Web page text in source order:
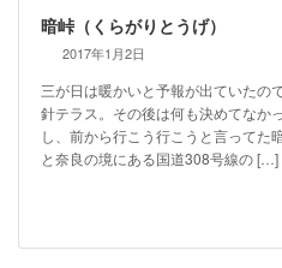
暗峠（くらがりとうげ）
2017年1月2日
三が日は暖かいと予報が出ていたの
針テラス。その後は何も決めてなか
し、前から行こう行こうと言ってた
と奈良の境にある国道308号線の […]